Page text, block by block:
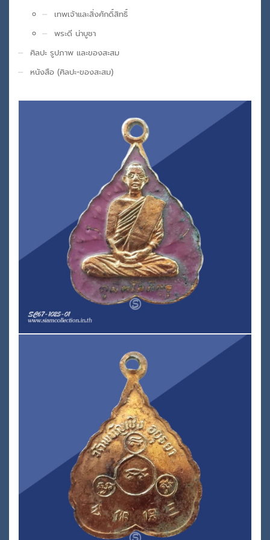
เทพเจ้าและสิ่งศักดิ์สิทธิ์
พระดี น่าบูชา
ศิลปะ รูปภาพ และของสะสม
หนังสือ (ศิลปะ-ของสะสม)